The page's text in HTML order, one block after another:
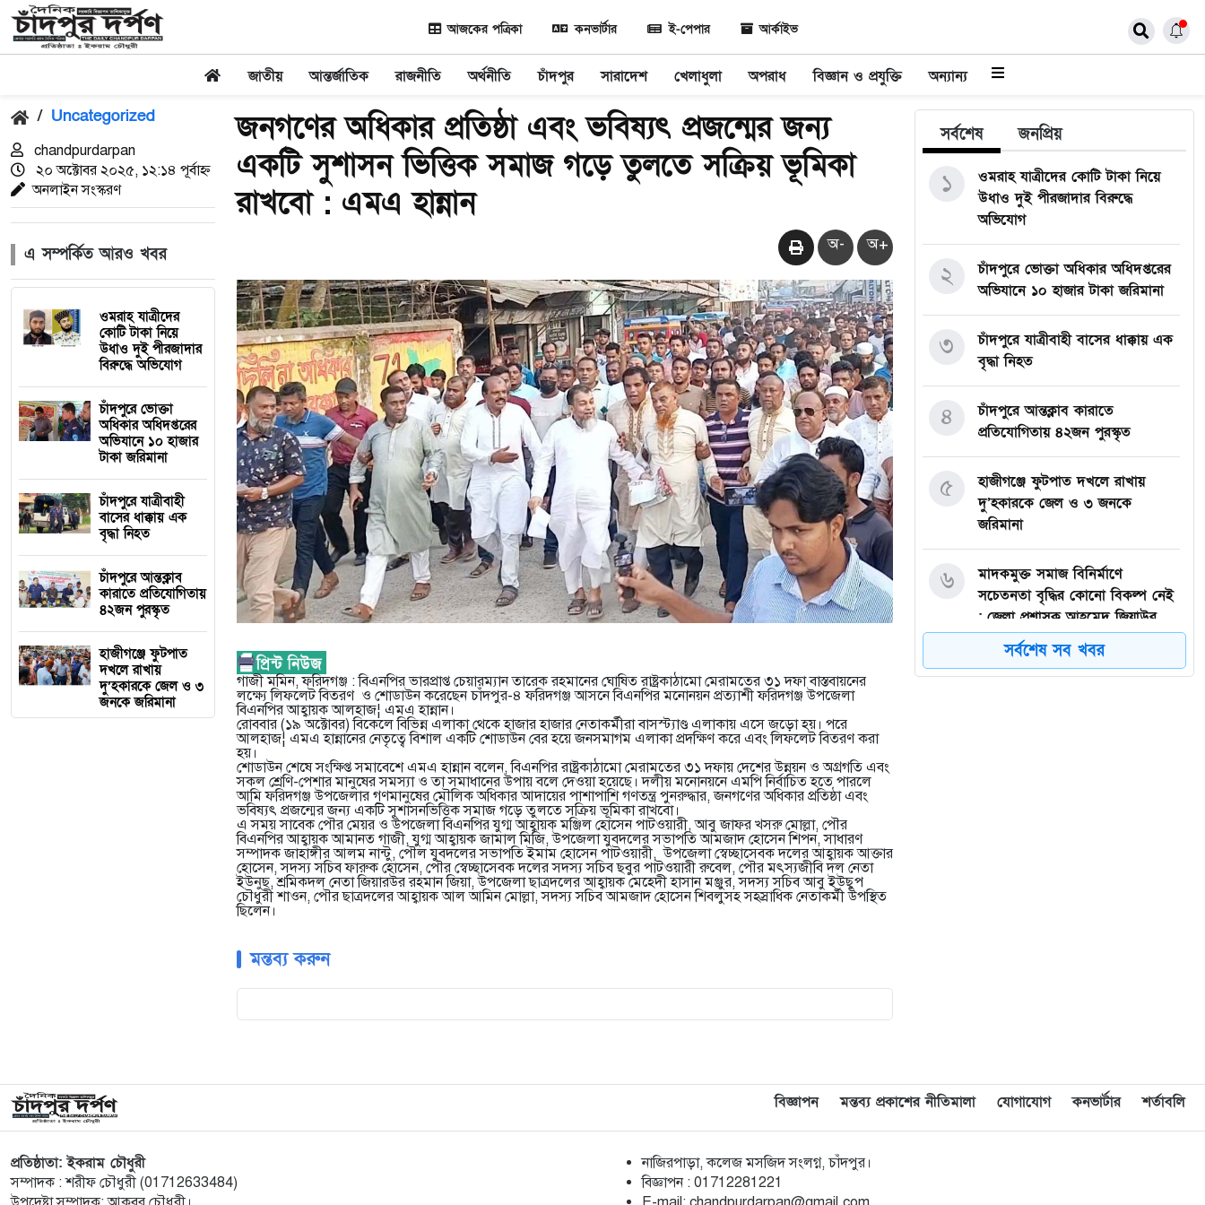
আজকের পত্রিকা কনভার্টার ই-পেপার আর্কাইভ
জাতীয় আন্তর্জাতিক রাজনীতি অর্থনীতি চাঁদপুর সারাদেশ খেলাধুলা অপরাধ বিজ্ঞান ও প্রযুক্তি অন্যান্য
/ Uncategorized
chandpurdarpan
২০ অক্টোবর ২০২৫, ১২:১৪ পূর্বাহ্ন
অনলাইন সংস্করণ
এ সম্পর্কিত আরও খবর
ওমরাহ যাত্রীদের
কোটি টাকা নিয়ে
উধাও দুই পীরজাদার
বিরুদ্ধে অভিযোগ
চাঁদপুরে ভোক্তা
অধিকার অধিদপ্তরের
অভিযানে ১০ হাজার
টাকা জরিমানা
চাঁদপুরে যাত্রীবাহী
বাসের ধাক্কায় এক
বৃদ্ধা নিহত
চাঁদপুরে আন্তক্লাব
কারাতে প্রতিযোগিতায়
৪২জন পুরস্কৃত
হাজীগঞ্জে ফুটপাত
দখলে রাখায়
দু’হকারকে জেল ও ৩
জনকে জরিমানা
জনগণের অধিকার প্রতিষ্ঠা এবং ভবিষ্যৎ প্রজন্মের জন্য
একটি সুশাসন ভিত্তিক সমাজ গড়ে তুলতে সক্রিয় ভূমিকা
রাখবো : এমএ হান্নান
অ- অ+
গাজী মমিন, ফরিদগঞ্জ : বিএনপির ভারপ্রাপ্ত চেয়ারম্যান তারেক রহমানের ঘোষিত রাষ্ট্রকাঠামো মেরামতের ৩১ দফা বাস্তবায়নের
লক্ষ্যে লিফলেট বিতরণ ও শোডাউন করেছেন চাঁদপুর-৪ ফরিদগঞ্জ আসনে বিএনপির মনোনয়ন প্রত্যাশী ফরিদগঞ্জ উপজেলা
বিএনপির আহ্বায়ক আলহাজ¦ এমএ হান্নান।
রোববার (১৯ অক্টোবর) বিকেলে বিভিন্ন এলাকা থেকে হাজার হাজার নেতাকর্মীরা বাসস্ট্যাণ্ড এলাকায় এসে জড়ো হয়। পরে
আলহাজ¦ এমএ হান্নানের নেতৃত্বে বিশাল একটি শোডাউন বের হয়ে জনসমাগম এলাকা প্রদক্ষিণ করে এবং লিফলেট বিতরণ করা
হয়।
শোডাউন শেষে সংক্ষিপ্ত সমাবেশে এমএ হান্নান বলেন, বিএনপির রাষ্ট্রকাঠামো মেরামতের ৩১ দফায় দেশের উন্নয়ন ও অগ্রগতি এবং
সকল শ্রেণি-পেশার মানুষের সমস্যা ও তা সমাধানের উপায় বলে দেওয়া হয়েছে। দলীয় মনোনয়নে এমপি নির্বাচিত হতে পারলে
আমি ফরিদগঞ্জ উপজেলার গণমানুষের মৌলিক অধিকার আদায়ের পাশাপাশি গণতন্ত্র পুনরুদ্ধার, জনগণের অধিকার প্রতিষ্ঠা এবং
ভবিষ্যৎ প্রজন্মের জন্য একটি সুশাসনভিত্তিক সমাজ গড়ে তুলতে সক্রিয় ভূমিকা রাখবো।
এ সময় সাবেক পৌর মেয়র ও উপজেলা বিএনপির যুগ্ম আহ্বায়ক মঞ্জিল হোসেন পাটওয়ারী, আবু জাফর খসরু মোল্লা, পৌর
বিএনপির আহ্বায়ক আমানত গাজী, যুগ্ম আহ্বায়ক জামাল মিজি, উপজেলা যুবদলের সভাপতি আমজাদ হোসেন শিপন, সাধারণ
সম্পাদক জাহাঙ্গীর আলম নান্টু, পৌল যুবদলের সভাপতি ইমাম হোসেন পাটওয়ারী, উপজেলা স্বেচ্ছাসেবক দলের আহ্বায়ক আক্তার
হোসেন, সদস্য সচিব ফারুক হোসেন, পৌর স্বেচ্ছাসেবক দলের সদস্য সচিব ছবুর পাটওয়ারী রুবেল, পৌর মৎস্যজীবি দল নেতা
ইউনুছ, শ্রমিকদল নেতা জিয়ারউর রহমান জিয়া, উপজেলা ছাত্রদলের আহ্বায়ক মেহেদী হাসান মঞ্জুর, সদস্য সচিব আবু ইউছুপ
চৌধুরী শাওন, পৌর ছাত্রদলের আহ্বায়ক আল আমিন মোল্লা, সদস্য সচিব আমজাদ হোসেন শিবলুসহ সহস্রাধিক নেতাকর্মী উপস্থিত
ছিলেন।
মন্তব্য করুন
সর্বশেষ জনপ্রিয়
ওমরাহ যাত্রীদের কোটি টাকা নিয়ে
উধাও দুই পীরজাদার বিরুদ্ধে
অভিযোগ
১
চাঁদপুরে ভোক্তা অধিকার অধিদপ্তরের
অভিযানে ১০ হাজার টাকা জরিমানা
২
চাঁদপুরে যাত্রীবাহী বাসের ধাক্কায় এক
বৃদ্ধা নিহত
৩
চাঁদপুরে আন্তক্লাব কারাতে
প্রতিযোগিতায় ৪২জন পুরস্কৃত
৪
হাজীগঞ্জে ফুটপাত দখলে রাখায়
দু’হকারকে জেল ও ৩ জনকে
জরিমানা
৫
মাদকমুক্ত সমাজ বিনির্মাণে
সচেতনতা বৃদ্ধির কোনো বিকল্প নেই
: জেলা প্রশাসক আহমেদ জিয়াউর
রহমান
৬
চাঁদপুর জেলা প্রশাসক
সর্বশেষ সব খবর
বিজ্ঞাপন মন্তব্য প্রকাশের নীতিমালা যোগাযোগ কনভার্টার শর্তাবলি
প্রতিষ্ঠাতা: ইকরাম চৌধুরী
সম্পাদক : শরীফ চৌধুরী (01712633484)
নাজিরপাড়া, কলেজ মসজিদ সংলগ্ন, চাঁদপুর।
‎বিজ্ঞাপন : 01712281221